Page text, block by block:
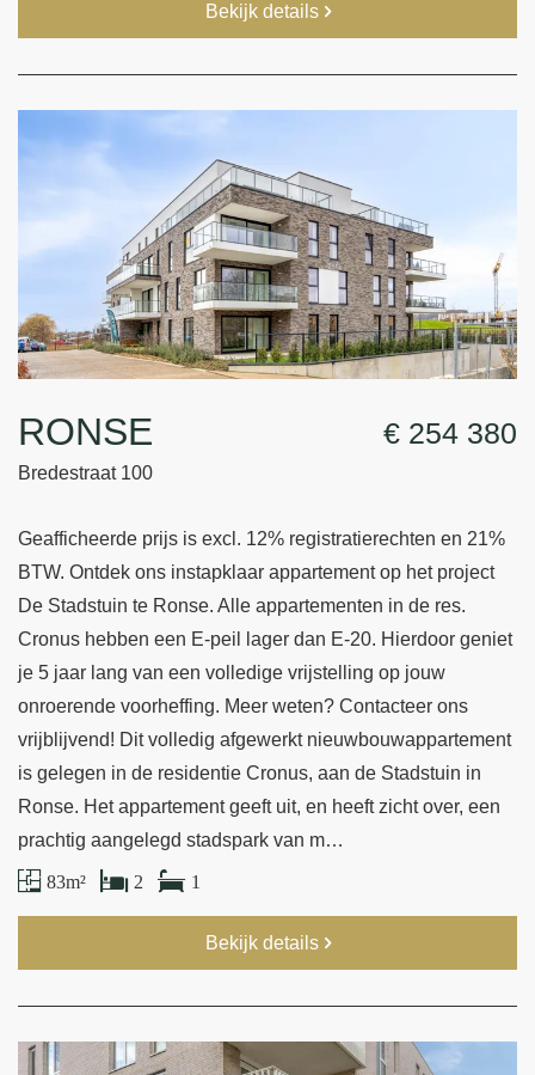
Bekijk details
RONSE
Bredestraat 100
€ 254 380
Geafficheerde prijs is excl. 12% registratierechten en 21%
BTW. Ontdek ons instapklaar appartement op het project
De Stadstuin te Ronse. Alle appartementen in de res.
Cronus hebben een E-peil lager dan E-20. Hierdoor geniet
je 5 jaar lang van een volledige vrijstelling op jouw
onroerende voorheffing. Meer weten? Contacteer ons
vrijblijvend! Dit volledig afgewerkt nieuwbouwappartement
is gelegen in de residentie Cronus, aan de Stadstuin in
Ronse. Het appartement geeft uit, en heeft zicht over, een
prachtig aangelegd stadspark van m…
83 m² 2 1
Bekijk details